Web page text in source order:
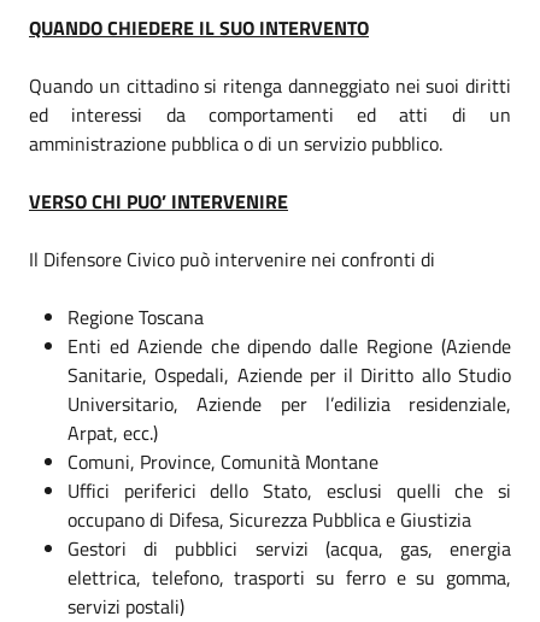
QUANDO CHIEDERE IL SUO INTERVENTO
Quando un cittadino si ritenga danneggiato nei suoi diritti
ed interessi da comportamenti ed atti di un
amministrazione pubblica o di un servizio pubblico.
VERSO CHI PUO’ INTERVENIRE
Il Difensore Civico può intervenire nei confronti di
Regione Toscana
Enti ed Aziende che dipendo dalle Regione (Aziende
Sanitarie, Ospedali, Aziende per il Diritto allo Studio
Universitario, Aziende per l’edilizia residenziale,
Arpat, ecc.)
Comuni, Province, Comunità Montane
Uffici periferici dello Stato, esclusi quelli che si
occupano di Difesa, Sicurezza Pubblica e Giustizia
Gestori di pubblici servizi (acqua, gas, energia
elettrica, telefono, trasporti su ferro e su gomma,
servizi postali)